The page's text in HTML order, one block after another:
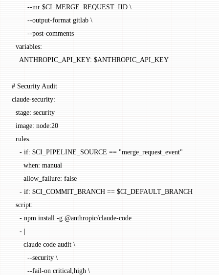
        --mr $CI_MERGE_REQUEST_IID \
        --output-format gitlab \
        --post-comments
  variables
:
    ANTHROPIC_API_KEY
: $ANTHROPIC_API_KEY
# Security Audit
claude-security:
  stage
: security
  image
: node:20
  rules
:
    -
if: $CI_PIPELINE_SOURCE == "merge_request_event"
      when
: manual
      allow_failure
: false
    -
if: $CI_COMMIT_BRANCH == $CI_DEFAULT_BRANCH
  script
:
    -
npm install -g @anthropic/claude-code
    -
|
      claude code audit \
        --security \
        --fail-on critical,high \